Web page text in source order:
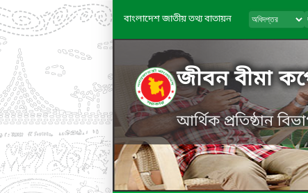
বাংলাদেশ জাতীয় তথ্য বাতায়ন
জীবন বীমা
আর্থিক প্রতিষ্ঠান